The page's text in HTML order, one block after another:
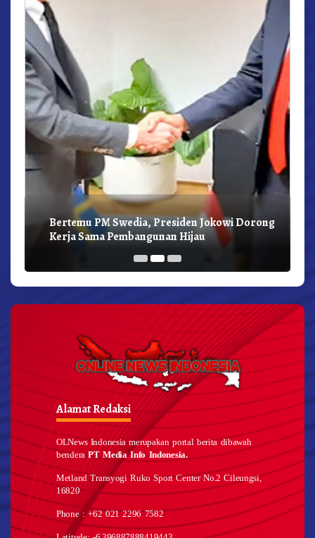
Bertemu PM Swedia, Presiden Jokowi Dorong
Kerja Sama Pembangunan Hijau
Alamat Redaksi
OLNews Indonesia merupakan portal berita dibawah
benderaPT Media Info Indonesia.
Metland Transyogi Ruko Sport Center No.2 Cileungsi,
16820
Phone : +62 021 2296 7582